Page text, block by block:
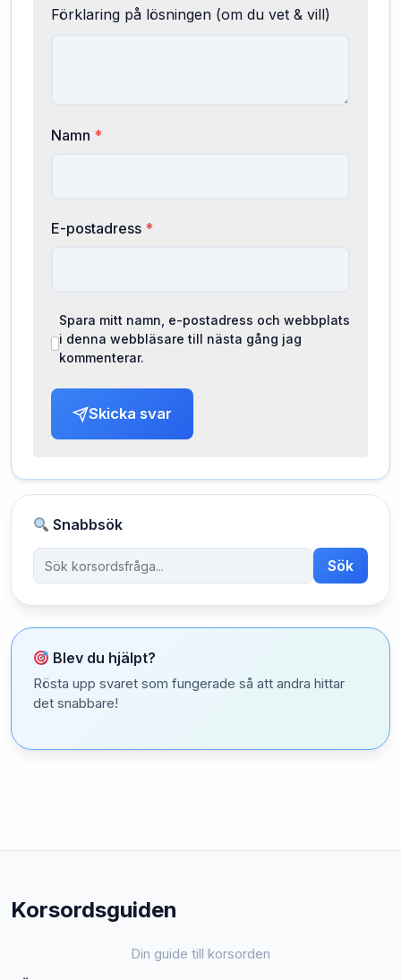
Förklaring på lösningen (om du vet & vill)
Namn *
E-postadress *
Spara mitt namn, e-postadress och webbplats
i denna webbläsare till nästa gång jag
kommenterar.
Skicka svar
Snabbsök
Sök
Blev du hjälpt?
Rösta upp svaret som fungerade så att andra hittar
det snabbare!
Korsordsguiden
Din guide till korsorden